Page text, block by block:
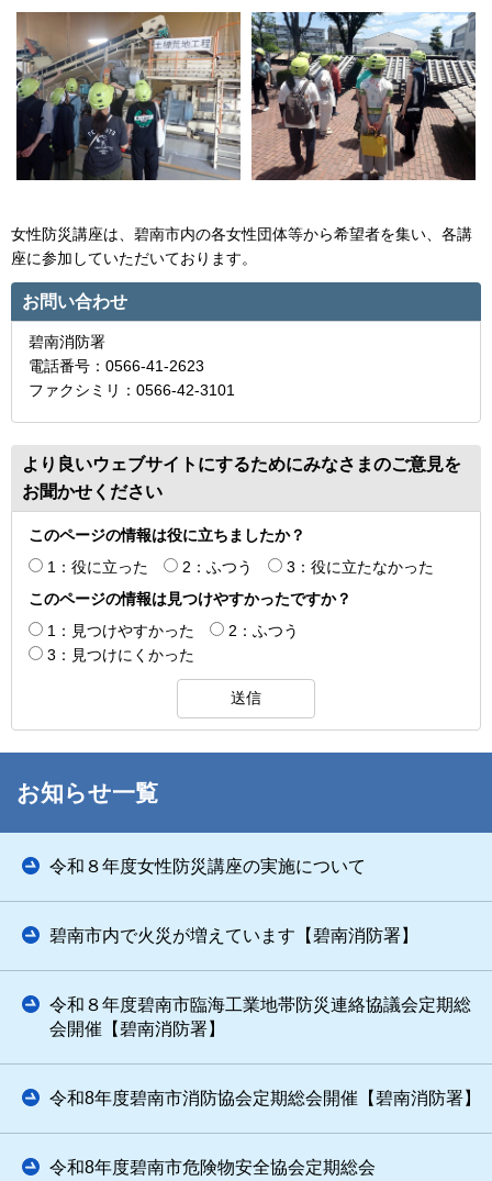
女性防災講座は、碧南市内の各女性団体等から希望者を集い、各講
座に参加していただいております。
お問い合わせ
碧南消防署
電話番号：0566-41-2623
ファクシミリ：0566-42-3101
より良いウェブサイトにするためにみなさまのご意見を
お聞かせください
このページの情報は役に立ちましたか？
1：役に立った
2：ふつう
3：役に立たなかった
このページの情報は見つけやすかったですか？
1：見つけやすかった
2：ふつう
3：見つけにくかった
お知らせ一覧
令和８年度女性防災講座の実施について
碧南市内で火災が増えています【碧南消防署】
令和８年度碧南市臨海工業地帯防災連絡協議会定期総
会開催【碧南消防署】
令和8年度碧南市消防協会定期総会開催【碧南消防署】
令和8年度碧南市危険物安全協会定期総会